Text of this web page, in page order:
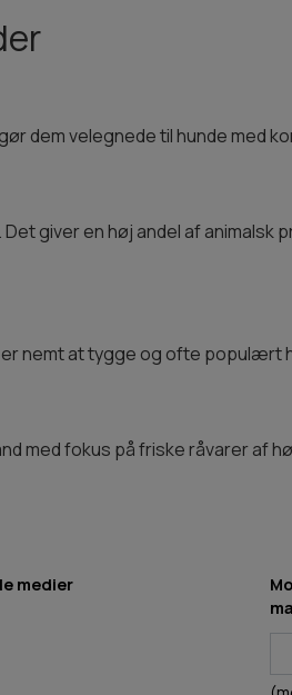
dem velegnede til hunde med
giver en høj andel af animalsk
nemt at tygge og ofte
med fokus på friske råvarer af
medier